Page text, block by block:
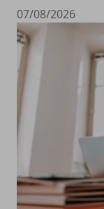
07/08/2026